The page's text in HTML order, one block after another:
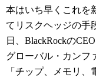
本はいち早くこれを
てリスクヘッジの手
日、BlackRockの
グローバル・カンフ
「チップ、メモリ